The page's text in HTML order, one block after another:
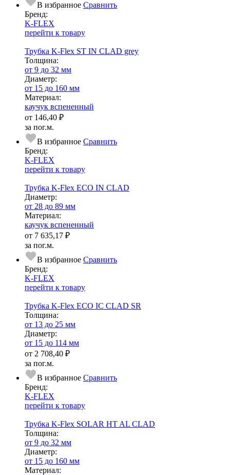
В избранное Сравнить
Бренд:
K-FLEX
перейти к товару
Трубка K-Flex ST IN CLAD grey
Тол­щи­на:
от 9 до 32 мм
Диаметр:
от 15 до 160 мм
Ма­­те­­ри­­ал:
каучук вспененный
от 146,40 ₽
за пог.м.
В избранное Сравнить
Бренд:
K-FLEX
перейти к товару
Трубка K-Flex ECO IN CLAD
Диаметр:
от 28 до 89 мм
Ма­­те­­ри­­ал:
каучук вспененный
от 7 635,17 ₽
за пог.м.
В избранное Сравнить
Бренд:
K-FLEX
перейти к товару
Трубка K-Flex ECO IC CLAD SR
Тол­щи­на:
от 13 до 25 мм
Диаметр:
от 15 до 114 мм
от 2 708,40 ₽
за пог.м.
В избранное Сравнить
Бренд:
K-FLEX
перейти к товару
Трубка K-Flex SOLAR HT AL CLAD
Тол­щи­на:
от 9 до 32 мм
Диаметр:
от 15 до 160 мм
Ма­­те­­ри­­ал: